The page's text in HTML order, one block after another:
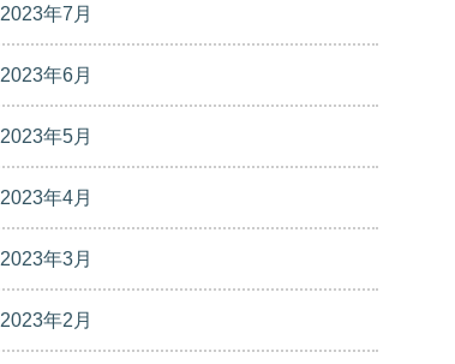
2023年7月
2023年6月
2023年5月
2023年4月
2023年3月
2023年2月